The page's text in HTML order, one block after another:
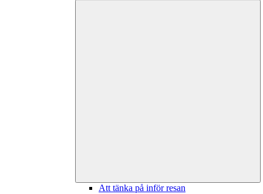
Att tänka på inför resan